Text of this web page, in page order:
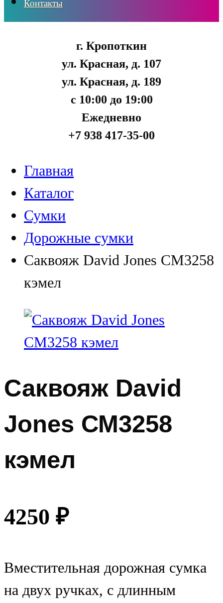
Контакты
г. Кропоткин
ул. Красная, д. 107
ул. Красная, д. 189
с 10:00 до 19:00
Ежедневно
+7 938 417-35-00
Главная
Каталог
Сумки
Дорожные сумки
Саквояж David Jones СМ3258
кэмел
Саквояж David
Jones СМ3258
кэмел
4250 ₽
Вместительная дорожная сумка
на двух ручках, с длинным